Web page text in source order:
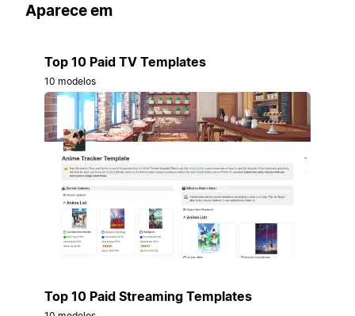
Aparece em
Top 10 Paid TV Templates
10 modelos
Top 10 Paid Streaming Templates